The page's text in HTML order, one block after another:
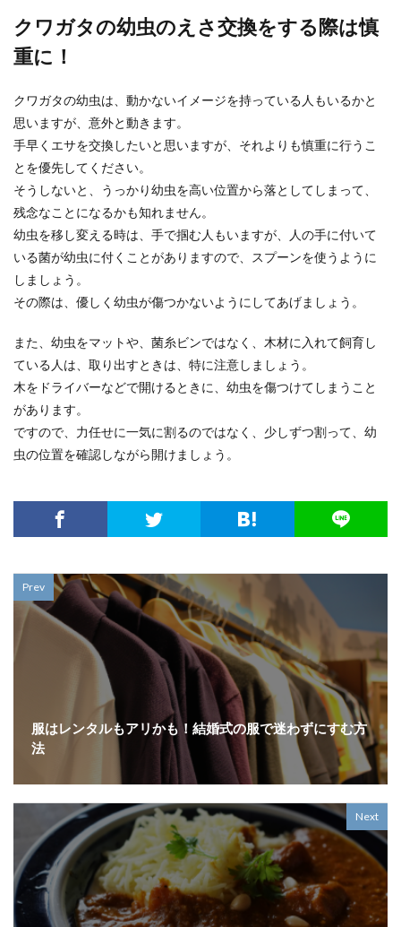
クワガタの幼虫のえさ交換をする際は慎
重に！
クワガタの幼虫は、動かないイメージを持っている人もいるかと
思いますが、意外と動きます。
手早くエサを交換したいと思いますが、それよりも慎重に行うこ
とを優先してください。
そうしないと、うっかり幼虫を高い位置から落としてしまって、
残念なことになるかも知れません。
幼虫を移し変える時は、手で掴む人もいますが、人の手に付いて
いる菌が幼虫に付くことがありますので、スプーンを使うように
しましょう。
その際は、優しく幼虫が傷つかないようにしてあげましょう。
また、幼虫をマットや、菌糸ビンではなく、木材に入れて飼育し
ている人は、取り出すときは、特に注意しましょう。
木をドライバーなどで開けるときに、幼虫を傷つけてしまうこと
があります。
ですので、力任せに一気に割るのではなく、少しずつ割って、幼
虫の位置を確認しながら開けましょう。
Prev
服はレンタルもアリかも！結婚式の服で迷わずにすむ方
法
Next